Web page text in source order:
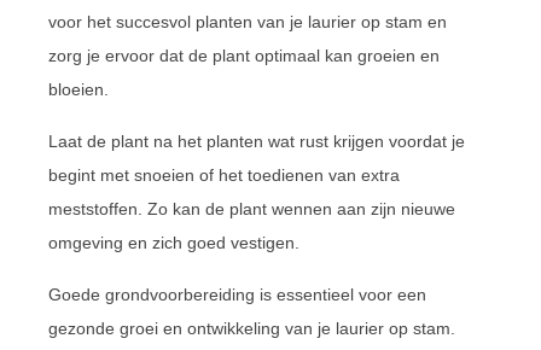
voor het succesvol planten van je laurier op stam en
zorg je ervoor dat de plant optimaal kan groeien en
bloeien.
Laat de plant na het planten wat rust krijgen voordat je
begint met snoeien of het toedienen van extra
meststoffen. Zo kan de plant wennen aan zijn nieuwe
omgeving en zich goed vestigen.
Goede grondvoorbereiding is essentieel voor een
gezonde groei en ontwikkeling van je laurier op stam.